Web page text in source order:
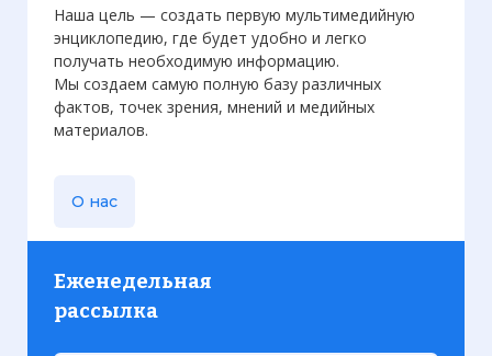
Наша цель — создать первую мультимедийную
энциклопедию, где будет удобно и легко
получать необходимую информацию.
Мы создаем самую полную базу различных
фактов, точек зрения, мнений и медийных
материалов.
О нас
Еженедельная
рассылка